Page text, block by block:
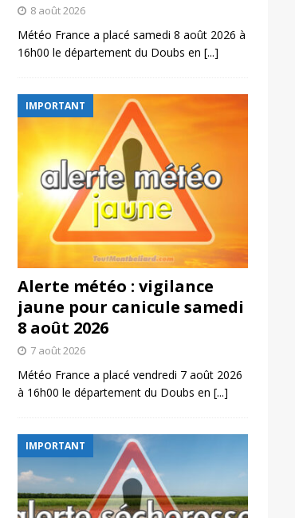
8 août 2026
Météo France a placé samedi 8 août 2026 à
16h00 le département du Doubs en [...]
IMPORTANT
Alerte météo : vigilance
jaune pour canicule samedi
8 août 2026
7 août 2026
Météo France a placé vendredi 7 août 2026
à 16h00 le département du Doubs en [...]
IMPORTANT